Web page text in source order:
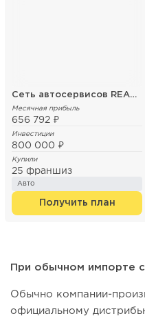
Сеть автосервисов REAKTOR
Месячная прибыль
656 792 ₽
Инвестиции
800 000 ₽
Купили
25 франшиз
Авто
Получить план
При обычном импорте
Обычно компании-
официальному